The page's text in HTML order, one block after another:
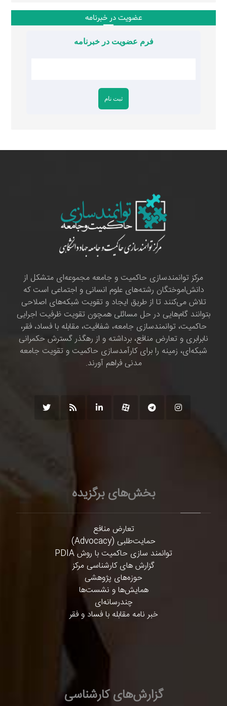
عضویت در خبرنامه
فرم عضویت در خبرنامه
مرکز توانمندسازی حاکمیت و جامعه مجموعه‌ای متشکل از
دانش‌اموختگان رشته‌های علوم انسانی و اجتماعی است که
تلاش می‌کنند تا از طریق ایجاد و تقویت شبکه‌های اصلاحی
بتوانند گام‌هایی در حل مسائلی همچون تقویت ظرفیت اجرایی
حاکمیت، توانمندسازی جامعه، شفافیت، مقابله با فساد، فقر،
نابرابری و تعارض منافع، برداشته و از رهگذر گسترش حکمرانی
شبکه‌ای، زمینه را برای کارآمدسازی حاکمیت و تقویت جامعه
مدنی فراهم آورند.
بخش‌های برگزیده
تعارض منافع
حمایت‌طلبی (Advocacy)
توانمند سازی حاکمیت با روش PDIA
گزارش های کارشناسی مرکز
حوزه‌های پژوهشی
همایش‌ها و نشست‌ها
چندرسانه‌ای
خبر نامه مقابله با فساد و فقر
گزارش‌های کارشناسی